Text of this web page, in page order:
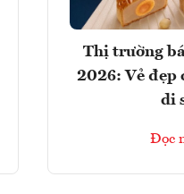
Thị trường
2026: Vẻ đẹp
di
Đọc